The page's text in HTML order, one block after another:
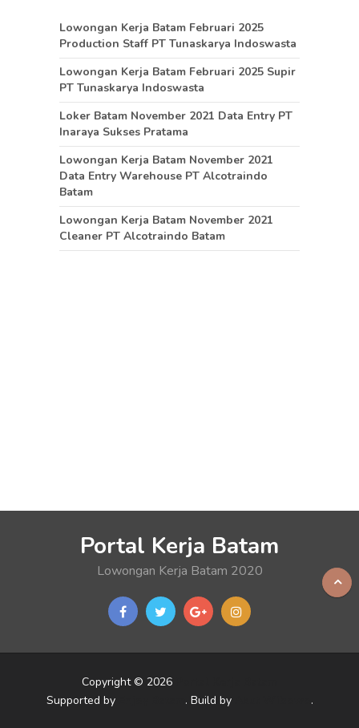
Lowongan Kerja Batam Februari 2025
Production Staff PT Tunaskarya Indoswasta
Lowongan Kerja Batam Februari 2025 Supir
PT Tunaskarya Indoswasta
Loker Batam November 2021 Data Entry PT
Inaraya Sukses Pratama
Lowongan Kerja Batam November 2021
Data Entry Warehouse PT Alcotraindo
Batam
Lowongan Kerja Batam November 2021
Cleaner PT Alcotraindo Batam
Portal Kerja Batam
Lowongan Kerja Batam 2020
Copyright © 2026
Supported by
. Build by .